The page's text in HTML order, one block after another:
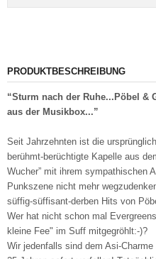
PRODUKTBESCHREIBUNG
“Sturm nach der Ruhe...Pöbel &
aus der Musikbox...”
Seit Jahrzehnten ist die
berühmt-berüchtigte Kapelle aus
Wucher” mit ihrem sympathischen
Punkszene nicht mehr
süffig-süffisant-derben Hits von
Wer hat nicht schon mal
kleine Fee" im Suff mitgegröhlt:-)?
Wir jedenfalls sind dem Asi-